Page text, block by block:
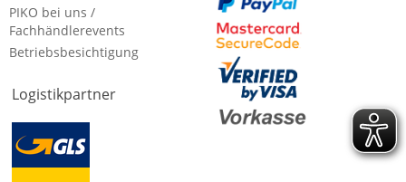
PIKO bei uns /
Fachhändlerevents
Betriebsbesichtigung
Logistikpartner